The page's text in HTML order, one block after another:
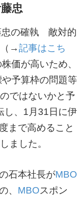
忠
の確執 敵対的
→記事はこち
価が高いため、
予算枠の問題等
ではないかと予
し、1月31日に伊
まで高めること
ました。
石本社長がMBO
、 MBOスポン